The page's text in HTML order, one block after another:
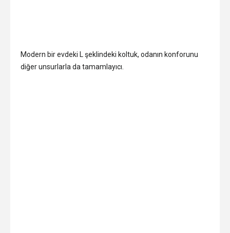
Modern bir evdeki L şeklindeki koltuk, odanın konforunu
diğer unsurlarla da tamamlayıcı.